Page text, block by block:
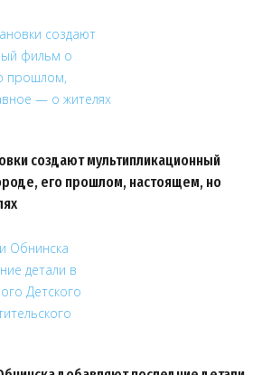
создают мультипликационный
его прошлом, настоящем, но